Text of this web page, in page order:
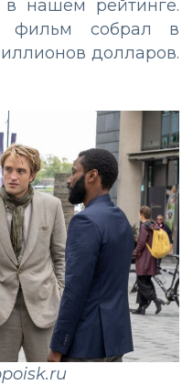
в нашем рейтинге.
фильм собрал в
долларов.